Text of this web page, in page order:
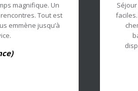
magnifique. Un
Tout est
emmène jusqu’à